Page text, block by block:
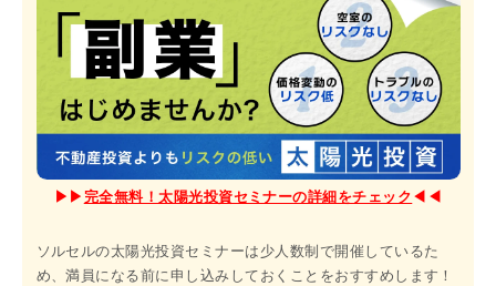
▶︎▶︎ 完全無料！太陽光投資セミナーの詳細をチェック ◀︎◀︎
ソルセルの太陽光投資セミナーは少人数制で開催しているた
め、満員になる前に申し込みしておくことをおすすめします！